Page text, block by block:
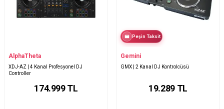
AlphaTheta
XDJ-AZ | 4 Kanal Profesyonel DJ
Controller
174.999TL
Peşin Taksit
Gemini
GMX | 2 Kanal DJ Kontrolcüsü
19.289TL